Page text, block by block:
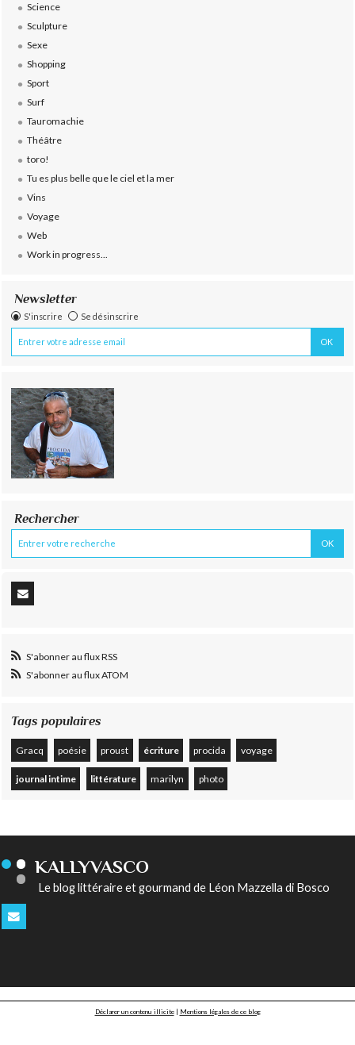
Science
Sculpture
Sexe
Shopping
Sport
Surf
Tauromachie
Théâtre
toro!
Tu es plus belle que le ciel et la mer
Vins
Voyage
Web
Work in progress...
Newsletter
S'inscrire Se désinscrire
Rechercher
S'abonner au flux RSS
S'abonner au flux ATOM
Tags populaires
Gracq poésie proust écriture procida voyage
journal intime littérature marilyn photo
KALLYVASCO
Le blog littéraire et gourmand de Léon Mazzella di Bosco
Déclarer un contenu illicite| Mentions légales de ce blog